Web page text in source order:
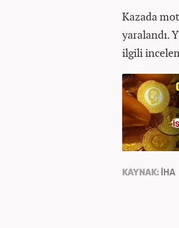
Kazada
yaralandı.
ilgili
KAYNAK: İHA